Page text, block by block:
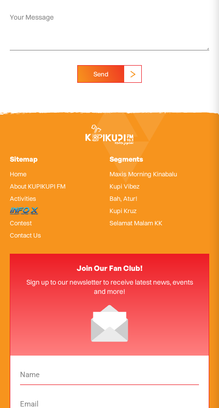
Send
Sitemap
Home
About KUPIKUPI FM
Activities
InfoX
Contest
Contact Us
Segments
Maxis Morning Kinabalu
Kupi Vibez
Bah, Atur!
Kupi Kruz
Selamat Malam KK
Join Our Fan Club!
Sign up to our newsletter to receive latest news, events
and more!